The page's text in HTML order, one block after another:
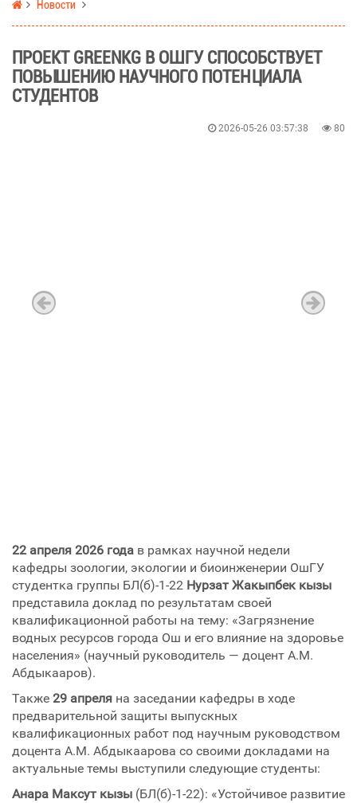
Новости
ПРОЕКТ GREENKG В ОШГУ СПОСОБСТВУЕТ
ПОВЫШЕНИЮ НАУЧНОГО ПОТЕНЦИАЛА
СТУДЕНТОВ
2026-05-26 03:57:38 80
22 апреля 2026 года в рамках научной недели
кафедры зоологии, экологии и биоинженерии ОшГУ
студентка группы БЛ(б)-1-22 Нурзат Жакыпбек кызы
представила доклад по результатам своей
квалификационной работы на тему: «Загрязнение
водных ресурсов города Ош и его влияние на здоровье
населения» (научный руководитель — доцент А.М.
Абдыкааров).
Также 29 апреля на заседании кафедры в ходе
предварительной защиты выпускных
квалификационных работ под научным руководством
доцента А.М. Абдыкаарова со своими докладами на
актуальные темы выступили следующие студенты:
Анара Максут кызы (БЛ(б)-1-22): «Устойчивое развитие